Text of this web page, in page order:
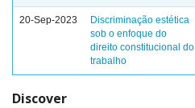
20-Sep-2023
Discriminação estética
sob o enfoque do
direito constitucional do
trabalho
Discover